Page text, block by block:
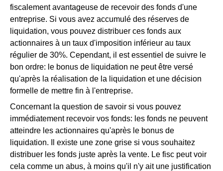
fiscalement avantageuse de recevoir des fonds d'une
entreprise. Si vous avez accumulé des réserves de
liquidation, vous pouvez distribuer ces fonds aux
actionnaires à un taux d'imposition inférieur au taux
régulier de 30%. Cependant, il est essentiel de suivre le
bon ordre: le bonus de liquidation ne peut être versé
qu'après la réalisation de la liquidation et une décision
formelle de mettre fin à l'entreprise.
Concernant la question de savoir si vous pouvez
immédiatement recevoir vos fonds: les fonds ne peuvent
atteindre les actionnaires qu'après le bonus de
liquidation. Il existe une zone grise si vous souhaitez
distribuer les fonds juste après la vente. Le fisc peut voir
cela comme un abus, à moins qu'il n'y ait une justification